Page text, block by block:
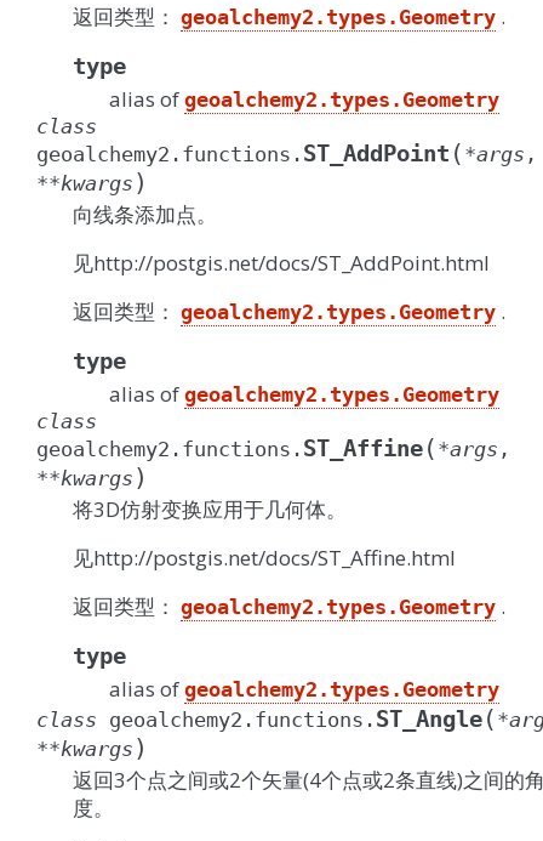
返回类型： geoalchemy2.types.Geometry .
type
alias of geoalchemy2.types.Geometry
class
geoalchemy2.functions. ST_AddPoint ( *args ,
**kwargs )
向线条添加点。
见http://postgis.net/docs/ST_AddPoint.html
返回类型： geoalchemy2.types.Geometry .
type
alias of geoalchemy2.types.Geometry
class
geoalchemy2.functions. ST_Affine( *args ,
**kwargs )
将3D仿射变换应用于几何体。
见http://postgis.net/docs/ST_Affine.html
返回类型： geoalchemy2.types.Geometry .
type
alias of geoalchemy2.types.Geometry
class geoalchemy2.functions. ST_Angle( *
**kwargs )
返回3个点之间或2个矢量(4个点或2条直线)之间的
度。